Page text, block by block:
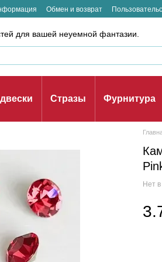
Обмен и возврат
для вашей неуемной фантазии.
Стразы Фурнитура
Нет